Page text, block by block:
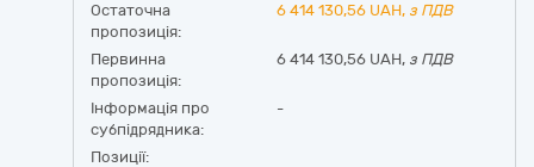
Остаточна
пропозиція:
6 414 130,56 UAH, з ПДВ
Первинна
пропозиція:
6 414 130,56 UAH, з ПДВ
Інформація про
субпідрядника:
-
Позиції: